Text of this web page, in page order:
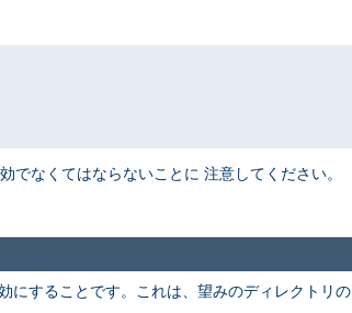
でなくてはならないことに 注意してください。
にすることです。これは、望みのディレクトリの